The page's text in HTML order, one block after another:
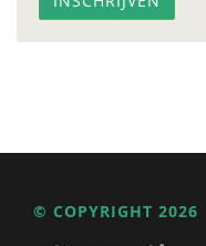
© COPYRIGHT 2026